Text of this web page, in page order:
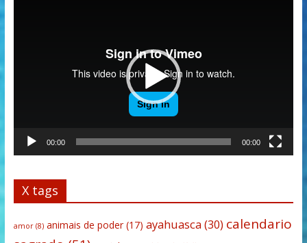
00:00 00:00
X tags
amor(8) animais de poder(17) ayahuasca(30) calendario